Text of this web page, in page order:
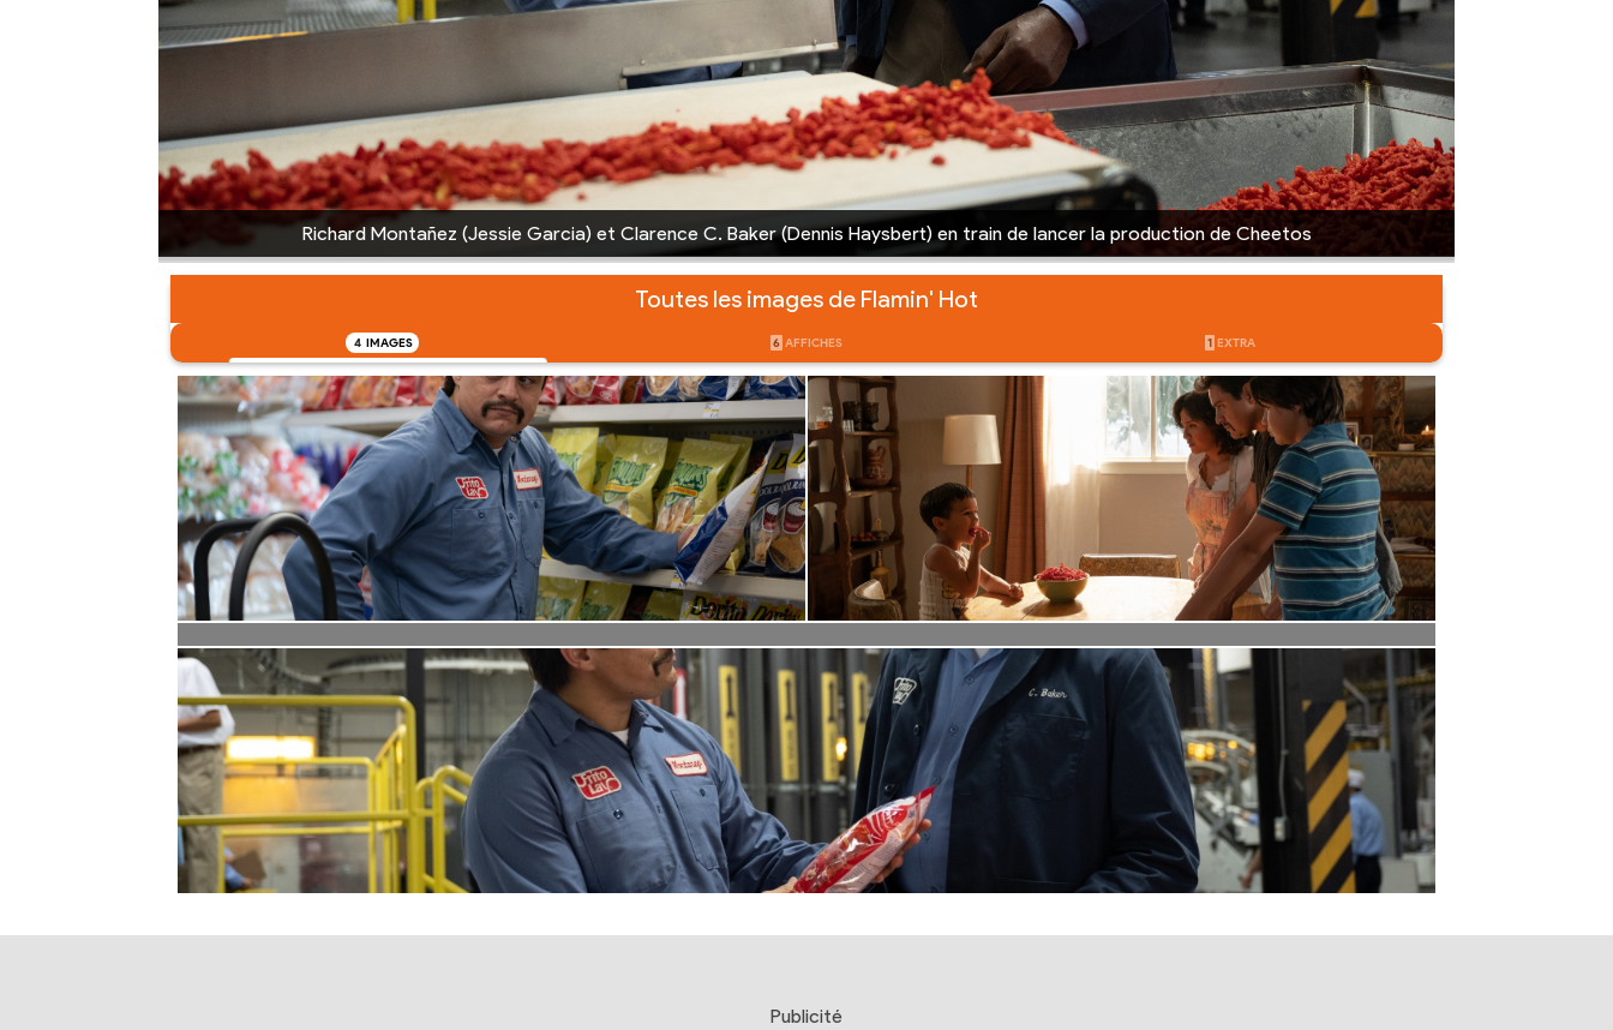
Richard Montañez (Jessie Garcia) et Clarence C. Baker (Dennis Haysbert) en train de lancer la production de Cheetos
Toutes les images de Flamin' Hot
4 IMAGES 6 AFFICHES 1 EXTRA
Publicité